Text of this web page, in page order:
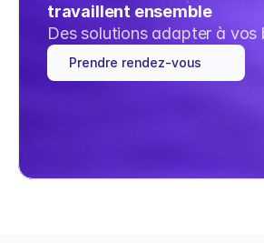
travaillent ensemble
Des solutions adapter à vos
Prendre rendez-vous